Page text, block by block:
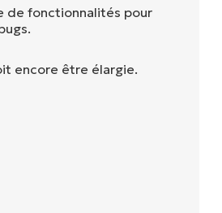
de fonctionnalités pour
encore être élargie.